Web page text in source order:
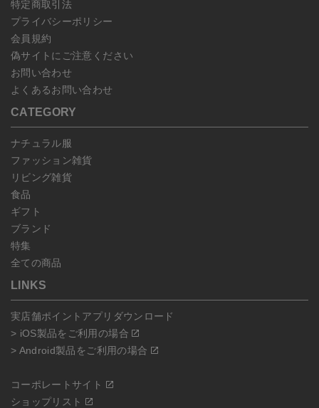
特定商取引法
プライバシーポリシー
会員規約
偽サイトにご注意ください
お問い合わせ
よくあるお問い合わせ
CATEGORY
ナチュラル服
ファッション雑貨
リビング雑貨
食品
ギフト
ブランド
特集
全ての商品
LINKS
実店舗ポイントアプリダウンロード
> iOS製品をご利用の場合
> Android製品をご利用の場合
コーポレートサイト
ショップリスト